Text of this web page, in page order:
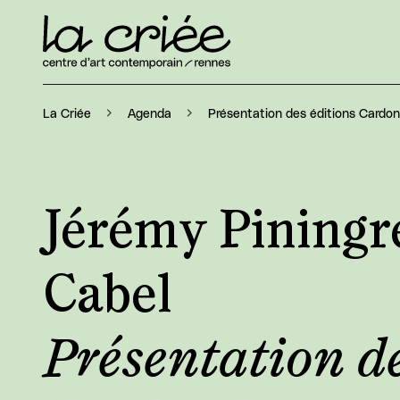
La Criée Agenda Présentation des éditions
Présentation
Jérémy
Cabel